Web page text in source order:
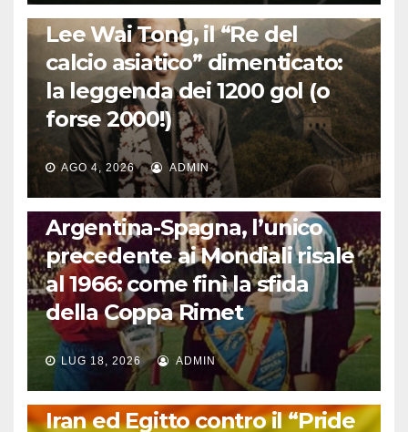
LA STORIA DEL CALCIO
Lee Wai Tong, il “Re del
calcio asiatico” dimenticato:
la leggenda dei 1200 gol (o
forse 2000!)
AGO 4, 2026 ADMIN
CALCIO INTERNAZIONALE
Argentina-Spagna, l’unico
precedente ai Mondiali risale
al 1966: come finì la sfida
della Coppa Rimet
LUG 18, 2026 ADMIN
FUORI DAL CAMPO: CALCIO, GOSSIP E NON SOLO
Iran ed Egitto contro il “Pride